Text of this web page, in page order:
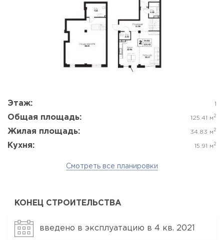
Этаж: 1
Общая площадь: 125.41 м 2
Жилая площадь: 34.83 м 2
Кухня: 15.91 м 2
Отмена
Смотреть все планировки
КОНЕЦ СТРОИТЕЛЬСТВА
введено в эксплуатацию в 4 кв. 2021